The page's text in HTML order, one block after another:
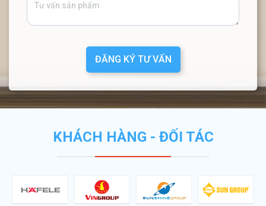
ĐĂNG KÝ TƯ VẤN
KHÁCH HÀNG - ĐỐI TÁC